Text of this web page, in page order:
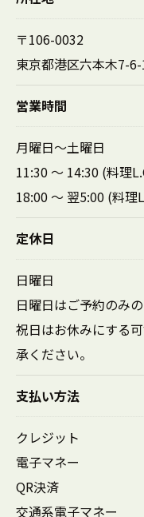
〒106-0032
東京都港区六本木7-
営業時間
月曜日～土曜日
11:30 ～ 14:30 (料理
18:00 ～ 翌5:00 (料理
定休日
日曜日
日曜日はご予約のみ
祝日はお休みにする
承ください。
支払い方法
クレジット
電子マネー
QR決済
交通系電子マネー